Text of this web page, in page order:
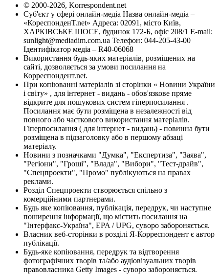
© 2000-2026, Korrespondent.net
Суб'єкт у сфері онлайн-медіа Назва онлайн-медіа –
«КореспонденТ.net» Адреса: 02091, місто Київ,
ХАРКІВСЬКЕ ШОСЕ, будинок 172-Б, офіс 208/1 E-mail:
sunlight@mediadim.com.ua Телефон: 044-205-43-00
Ідентифікатор медіа – R40-06068
Використання будь-яких матеріалів, розміщених на
сайті, дозволяється за умови посилання на
Корреспондент.net.
При копіюванні матеріалів зі сторінки « Новини України
і світу» , для інтернет - видань - обов'язкове пряме
відкрите для пошукових систем гіперпосилання .
Посилання має бути розміщена в незалежності від
повного або часткового використання матеріалів.
Гіперпосилання ( для інтернет - видань) - повинна бути
розміщена в підзаголовку або в першому абзаці
матеріалу.
Новини з позначками "Думка", "Експертиза", "Заява",
"Регіони", "Гроші", "Влада", "Вибори", "Тест-драйв",
"Спецпроекти", "Промо" публікуються на правах
реклами.
Розділ Спецпроекти створюється спільно з
комерційними партнерами.
Будь яке копіювання, публікація, передрук, чи наступне
поширення інформації, що містить посилання на
"Інтерфакс-Україна", EPA / UPG, суворо забороняється.
Власник веб-сторінки в розділі Я-Корреспондент є автор
публікації.
Будь-яке копіювання, передрук та відтворення
фотографічних творів та/або аудіовізуальних творів
правовласника Getty Images - суворо забороняється.